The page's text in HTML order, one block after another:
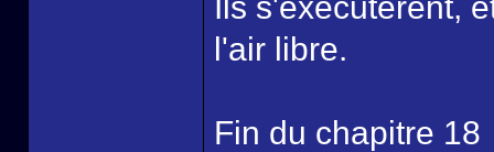
l'air libre.
Fin du chapitre 18